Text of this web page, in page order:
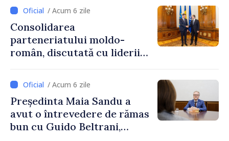
/ Acum 6 zile
Consolidarea
parteneriatului moldo-
român, discutată cu liderii
/ Acum 6 zile
Președinta Maia Sandu a
avut o întrevedere de rămas
bun cu Guido Beltrani,